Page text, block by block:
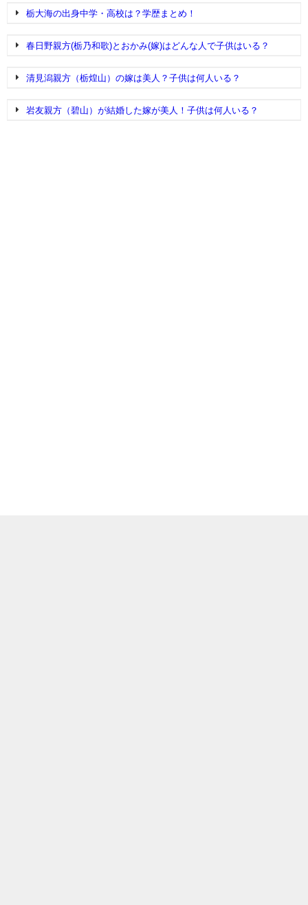
栃大海の出身中学・高校は？学歴まとめ！
春日野親方(栃乃和歌)とおかみ(嫁)はどんな人で子供はいる？
清見潟親方（栃煌山）の嫁は美人？子供は何人いる？
岩友親方（碧山）が結婚した嫁が美人！子供は何人いる？